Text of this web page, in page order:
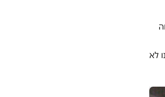
לא